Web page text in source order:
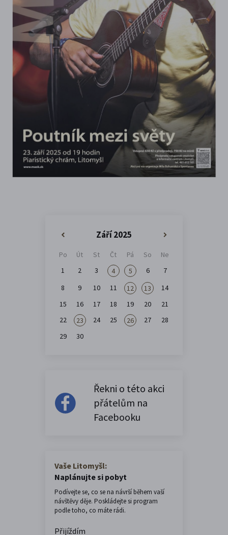
Září 2025
Po Út St Čt Pá So
Ne
1
2 3 4 5 6
7
8
9 10 11 12 13
14
15
16 17 18 19 20
21
22
23 24 25 26 27
28
29
30
Řekni o této akci
přátelům na
Facebooku
Vaše Litomyšl:
Naplánujte si pobyt
Podívejte se, co se na návrší během vaší
návštěvy děje. Poskládejte si program
podle toho, co máte rádi.
Přijíždím